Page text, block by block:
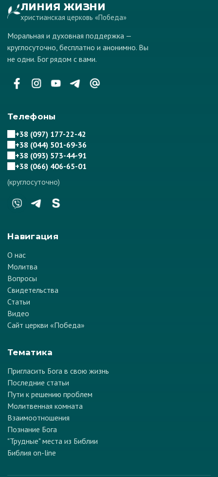
ЛИНИЯ ЖИЗНИ
христианская церковь «Победа»
Моральная и духовная поддержка —
круглосуточно, бесплатно и анонимно. Вы
не одни. Бог рядом с вами.
Телефоны
+38 (097) 177-22-42
+38 (044) 501-69-36
+38 (093) 573-44-91
+38 (066) 406-65-01
(круглосуточно)
Навигация
О нас
Молитва
Вопросы
Свидетельства
Статьи
Видео
Сайт церкви «Победа»
Тематика
Пригласить Бога в свою жизнь
Последние статьи
Пути к решению проблем
Молитвенная комната
Взаимоотношения
Познание Бога
"Трудные" места из Библии
Библия on-line